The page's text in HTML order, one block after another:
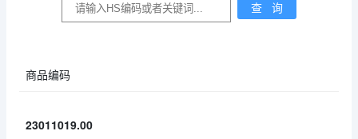
商品编码
23011019.00